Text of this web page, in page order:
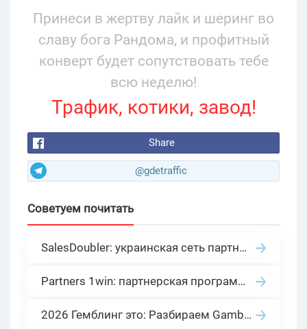
Принеси в жертву лайк и шеринг во
славу бога Рандома, и профитный
конверт будет сопутствовать тебе
всю неделю!
Трафик, котики, завод!
Share
@gdetraffic
Советуем почитать
SalesDoubler: украинская сеть партнерских программ с оплатой за действие
Partners 1win: партнерская программа казино в нише гемблинг арбитраж
2026 Гемблинг это: Разбираем Gambling вертикаль, и все что связано с гемблинг и беттинг офферами